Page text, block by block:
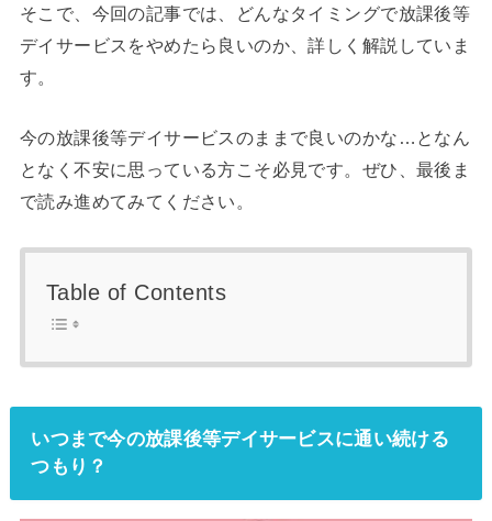
そこで、今回の記事では、どんなタイミングで放課後等
デイサービスをやめたら良いのか、詳しく解説していま
す。
今の放課後等デイサービスのままで良いのかな…となん
となく不安に思っている方こそ必見です。ぜひ、最後ま
で読み進めてみてください。
Table of Contents
いつまで今の放課後等デイサービスに通い続ける
つもり？